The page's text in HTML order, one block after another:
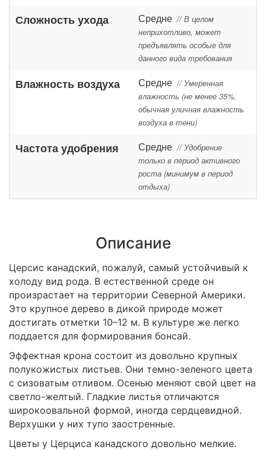
Сложность ухода Средне // В целом
неприхотливо, может
предъявлять особые для
данного вида требования
Влажность воздуха Средне // Умеренная
влажность (не менее 35%,
обычная уличная влажность
воздуха в тени)
Частота удобрения Средне // Удобрение
только в период активного
роста (минимум в период
отдыха)
Описание
Церсис канадский, пожалуй, самый устойчивый к
холоду вид рода. В естественной среде он
произрастает на территории Северной Америки.
Это крупное дерево в дикой природе может
достигать отметки 10–12 м. В культуре же легко
поддается для формирования бонсай.
Эффектная крона состоит из довольно крупных
полукожистых листьев. Они темно-зеленого цвета
с сизоватым отливом. Осенью меняют свой цвет на
светло-желтый. Гладкие листья отличаются
широкоовальной формой, иногда сердцевидной.
Верхушки у них тупо заостренные.
Цветы у Церциса канадского довольно мелкие.